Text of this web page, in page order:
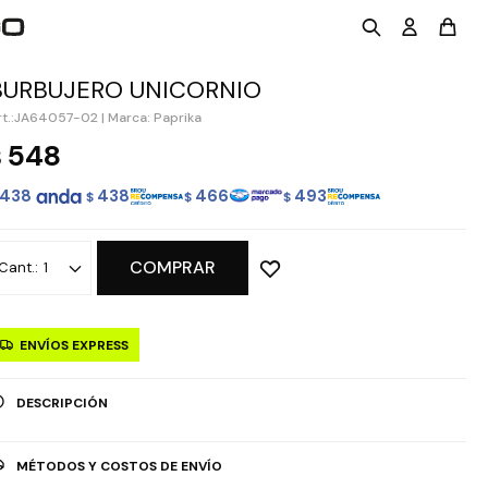
UNICORNIO
JA64057-02 | Marca: Paprika
548
438 $ 438 $ 466 $ 493
1 COMPRAR
ENVÍOS EXPRESS
DESCRIPCIÓN
MÉTODOS Y COSTOS DE ENVÍO